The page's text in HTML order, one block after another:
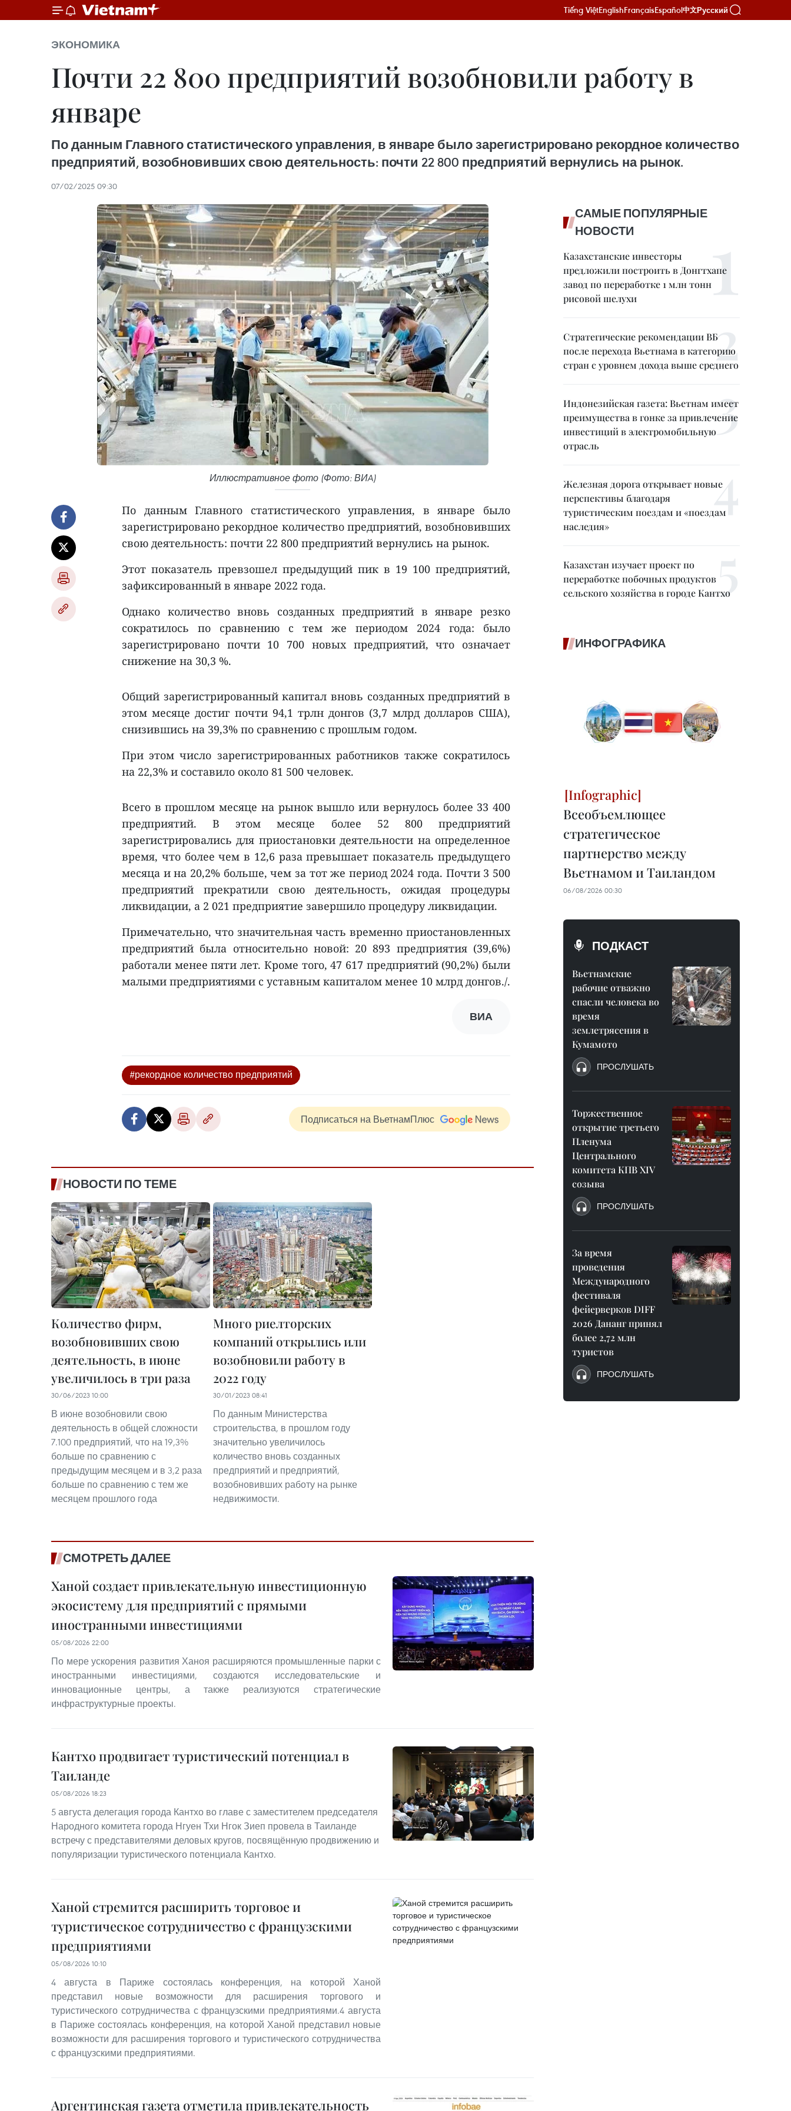
Tiếng ViệtEnglishFrançaisEspañol中文Русский
ЭКОНОМИКА
Почти 22 800 предприятий возобновили работу в
январе
По данным Главного статистического управления, в январе было зарегистрировано рекордное количество
предприятий, возобновивших свою деятельность: почти 22 800 предприятий вернулись на рынок.
07/02/2025 09:30
Иллюстративное фото (Фото: ВИA)
По данным Главного статистического управления, в январе было
зарегистрировано рекордное количество предприятий, возобновивших
свою деятельность: почти 22 800 предприятий вернулись на рынок.
Этот показатель превзошел предыдущий пик в 19 100 предприятий,
зафиксированный в январе 2022 года.
Однако количество вновь созданных предприятий в январе резко
сократилось по сравнению с тем же периодом 2024 года: было
зарегистрировано почти 10 700 новых предприятий, что означает
снижение на 30,3 %.
Общий зарегистрированный капитал вновь созданных предприятий в
этом месяце достиг почти 94,1 трлн донгов (3,7 млрд долларов США),
снизившись на 39,3% по сравнению с прошлым годом.
При этом число зарегистрированных работников также сократилось
на 22,3% и составило около 81 500 человек.
Всего в прошлом месяце на рынок вышло или вернулось более 33 400
предприятий. В этом месяце более 52 800 предприятий
зарегистрировались для приостановки деятельности на определенное
время, что более чем в 12,6 раза превышает показатель предыдущего
месяца и на 20,2% больше, чем за тот же период 2024 года. Почти 3 500
предприятий прекратили свою деятельность, ожидая процедуры
ликвидации, а 2 021 предприятие завершило процедуру ликвидации.
Примечательно, что значительная часть временно приостановленных
предприятий была относительно новой: 20 893 предприятия (39,6%)
работали менее пяти лет. Кроме того, 47 617 предприятий (90,2%) были
малыми предприятиями с уставным капиталом менее 10 млрд донгов./.
ВИА
#рекордное количество предприятий
Подписаться на ВьетнамПлюс
НОВОСТИ ПО ТЕМЕ
Количество фирм,
возобновивших свою
деятельность, в июне
увеличилось в три раза
30/06/2023 10:00
В июне возобновили свою
деятельность в общей сложности
7.100 предприятий, что на 19,3%
больше по сравнению с
предыдущим месяцем и в 3,2 раза
больше по сравнению с тем же
месяцем прошлого года
Много риелторских
компаний открылись или
возобновили работу в
2022 году
30/01/2023 08:41
По данным Министерства
строительства, в прошлом году
значительно увеличилось
количество вновь созданных
предприятий и предприятий,
возобновивших работу на рынке
недвижимости.
СМОТРЕТЬ ДАЛЕЕ
Ханой создает привлекательную инвестиционную
экосистему для предприятий с прямыми
иностранными инвестициями
05/08/2026 22:00
По мере ускорения развития Ханоя расширяются промышленные парки с
иностранными инвестициями, создаются исследовательские и
инновационные центры, а также реализуются стратегические
инфраструктурные проекты.
Кантхо продвигает туристический потенциал в
Таиланде
05/08/2026 18:23
5 августа делегация города Кантхо во главе с заместителем председателя
Народного комитета города Нгуен Тхи Нгок Зиеп провела в Таиланде
встречу с представителями деловых кругов, посвящённую продвижению и
популяризации туристического потенциала Кантхо.
Ханой стремится расширить торговое и
туристическое сотрудничество с французскими
предприятиями
05/08/2026 10:10
4 августа в Париже состоялась конференция, на которой Ханой
представил новые возможности для расширения торгового и
туристического сотрудничества с французскими предприятиями.4 августа
в Париже состоялась конференция, на которой Ханой представил новые
возможности для расширения торгового и туристического сотрудничества
с французскими предприятиями.
Аргентинская газета отметила привлекательность
САМЫЕ ПОПУЛЯРНЫЕ
НОВОСТИ
Казахстанские инвесторы
предложили построить в Донгтхапе
завод по переработке 1 млн тонн
рисовой шелухи
Стратегические рекомендации ВБ
после перехода Вьетнама в категорию
стран с уровнем дохода выше среднего
Индонезийская газета: Вьетнам имеет
преимущества в гонке за привлечение
инвестиций в электромобильную
отрасль
Железная дорога открывает новые
перспективы благодаря
туристическим поездам и «поездам
наследия»
Казахстан изучает проект по
переработке побочных продуктов
сельского хозяйства в городе Кантхо
ИНФОГРАФИКА
Всеобъемлющее
стратегическое
партнерство между
Вьетнамом и Таиландом
06/08/2026 00:30
ПОДКАСТ
Вьетнамские
рабочие отважно
спасли человека во
время
землетрясения в
Кумамото
ПРОСЛУШАТЬ
Торжественное
открытие третьего
Пленума
Центрального
комитета КПВ XIV
созыва
ПРОСЛУШАТЬ
За время
проведения
Международного
фестиваля
фейерверков DIFF
2026 Дананг принял
более 2,72 млн
туристов
ПРОСЛУШАТЬ